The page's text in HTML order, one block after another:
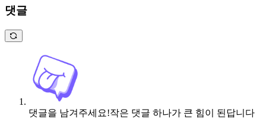
댓글
댓글을 남겨주세요!작은 댓글 하나가 큰 힘이 된답니다